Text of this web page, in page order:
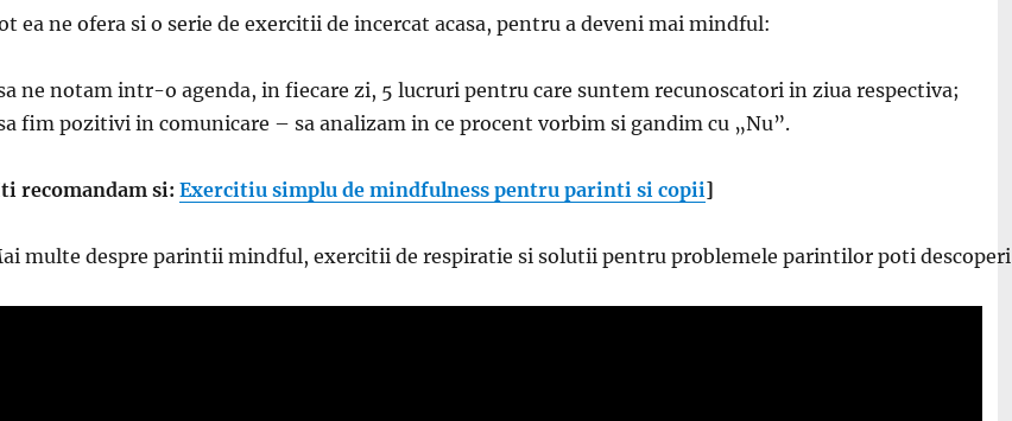
ea ne ofera si o serie de exercitii de incercat acasa, pentru a deveni mai mindful:
ne notam intr-o agenda, in fiecare zi, 5 lucruri pentru care suntem recunoscatori in ziua respectiva;
fim pozitivi in comunicare – sa analizam in ce procent vorbim si gandim cu „Nu”.
recomandam si: Exercitiu simplu de mindfulness pentru parinti si copii]
multe despre parintii mindful, exercitii de respiratie si solutii pentru problemele parintilor poti descoperi